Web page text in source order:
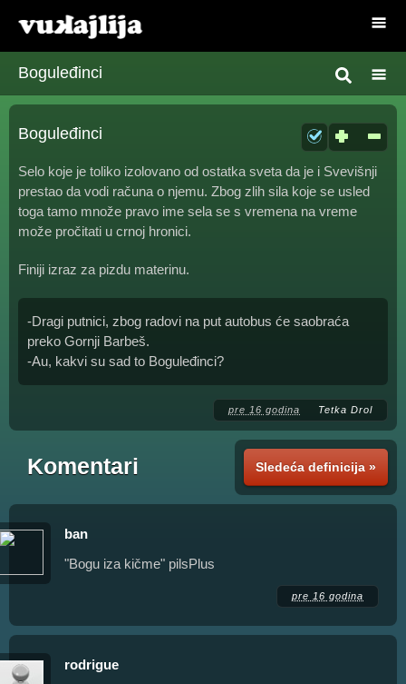
Boguleđinci
Boguleđinci
Selo koje je toliko izolovano od ostatka sveta da je i Svevišnji
prestao da vodi računa o njemu. Zbog zlih sila koje se usled
toga tamo množe pravo ime sela se s vremena na vreme
može pročitati u crnoj hronici.
Finiji izraz za pizdu materinu.
-Dragi putnici, zbog radovi na put autobus će saobraća
preko Gornji Barbeš.
-Au, kakvi su sad to Boguleđinci?
pre 16 godina Tetka Drol
Sledeća definicija »
Komentari
ban
"Bogu iza kičme" pilsPlus
pre 16 godina
rodrigue